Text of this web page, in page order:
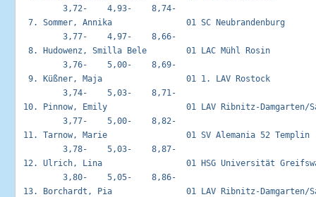
         3,72-    4,93-    8,74-
7. Sommer, Annika               01 SC Neubrandenburg
         3,77-    4,97-    8,66-
8. Hudowenz, Smilla Bele        01 LAC Mühl Rosin
         3,76-    5,00-    8,69-
9. Küßner, Maja                 01 1. LAV Rostock
         3,74-    5,03-    8,71-
10. Pinnow, Emily                01 LAV Ribnitz-Damgarten/
         3,77-    5,00-    8,82-
11. Tarnow, Marie                01 SV Alemania 52
         3,78-    5,03-    8,87-
12. Ulrich, Lina                 01 HSG Universität
         3,80-    5,05-    8,86-
13. Borchardt, Pia               01 LAV Ribnitz-Damgarten/